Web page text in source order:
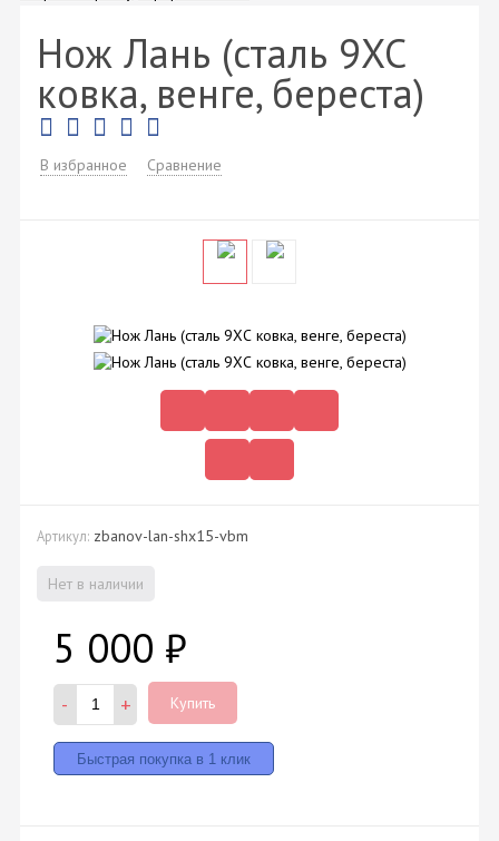
Нож Лань (сталь 9ХС
ковка, венге, береста)
В избранное Сравнение
Артикул: zbanov-lan-shx15-vbm
Нет в наличии
5 000 ₽
- + Купить